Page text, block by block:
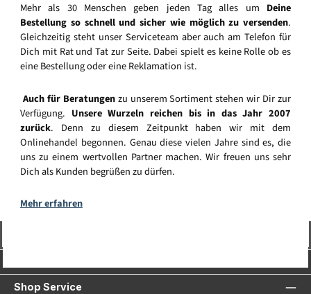
Mehr als 30 Menschen geben jeden Tag alles um Deine
Bestellung so schnell und sicher wie möglich zu versenden.
Gleichzeitig steht unser Serviceteam aber auch am Telefon für
Dich mit Rat und Tat zur Seite. Dabei spielt es keine Rolle ob es
eine Bestellung oder eine Reklamation ist.
Auch für Beratungenzu unserem Sortiment stehen wir Dir zur
Verfügung. Unsere Wurzeln reichen bis in das Jahr 2007
zurück. Denn zu diesem Zeitpunkt haben wir mit dem
Onlinehandel begonnen. Genau diese vielen Jahre sind es, die
uns zu einem wertvollen Partner machen. Wir freuen uns sehr
Dich als Kunden begrüßen zu dürfen.
Mehr erfahren
Shop Service